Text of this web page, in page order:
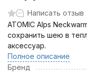
Написать отзыв
ATOMIC Alps
сохранить шею в
аксессуар.
Полное описание
Бренд